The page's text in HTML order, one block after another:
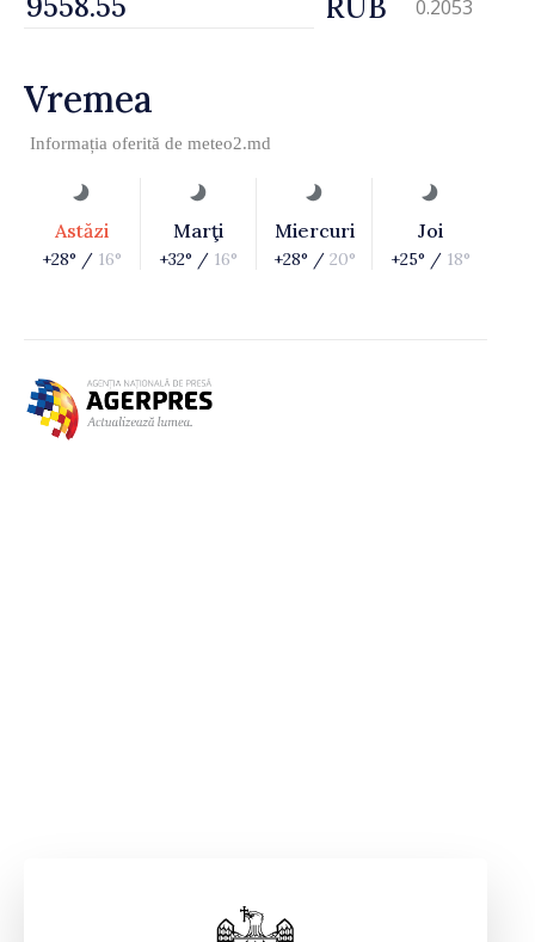
0.2053
Vremea
Informația oferită de meteo2.md
Astăzi
+28° / 16°
Marţi
+32° / 16°
Miercuri
+28° / 20°
Joi
+25° / 18°